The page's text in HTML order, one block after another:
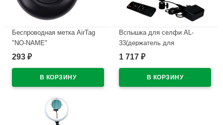
Беспроводная метка AirTag
"NO-NAME"
(iOS,Android,питание 2032)
293 ₽
Вспышка для селфи AL-
33(держатель для
телефона,пульт,LED,кольцо
1 717 ₽